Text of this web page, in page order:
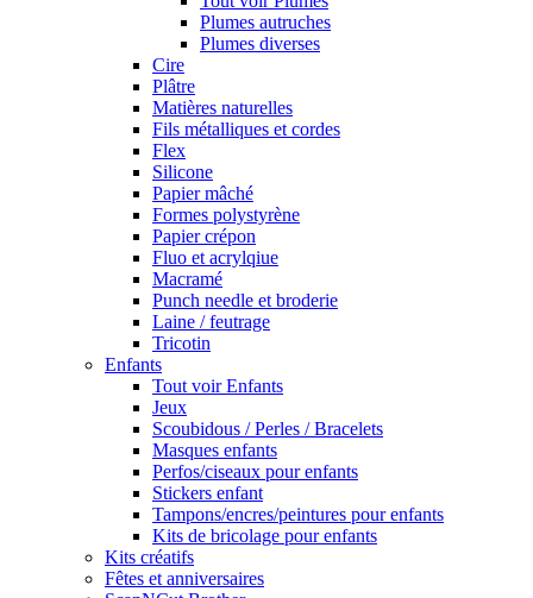
Plumes autruches
Plumes diverses
Cire
Plâtre
Matières naturelles
Fils métalliques et cordes
Flex
Silicone
Papier mâché
Formes polystyrène
Papier crépon
Fluo et acrylqiue
Macramé
Punch needle et broderie
Laine / feutrage
Tricotin
Enfants
Tout voir Enfants
Jeux
Scoubidous / Perles / Bracelets
Masques enfants
Perfos/ciseaux pour enfants
Stickers enfant
Tampons/encres/peintures pour enfants
Kits de bricolage pour enfants
Kits créatifs
Fêtes et anniversaires